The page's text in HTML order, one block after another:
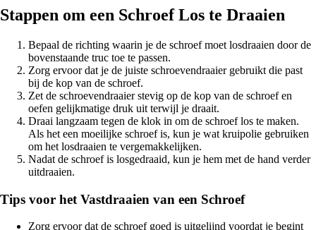
Stappen om een Schroef Los te Draaien
Bepaal de richting waarin je de schroef moet losdraaien door de
bovenstaande truc toe te passen.
Zorg ervoor dat je de juiste schroevendraaier gebruikt die past
bij de kop van de schroef.
Zet de schroevendraaier stevig op de kop van de schroef en
oefen gelijkmatige druk uit terwijl je draait.
Draai langzaam tegen de klok in om de schroef los te maken.
Als het een moeilijke schroef is, kun je wat kruipolie gebruiken
om het losdraaien te vergemakkelijken.
Nadat de schroef is losgedraaid, kun je hem met de hand verder
uitdraaien.
Tips voor het Vastdraaien van een Schroef
Zorg ervoor dat de schroef goed is uitgelijnd voordat je begint